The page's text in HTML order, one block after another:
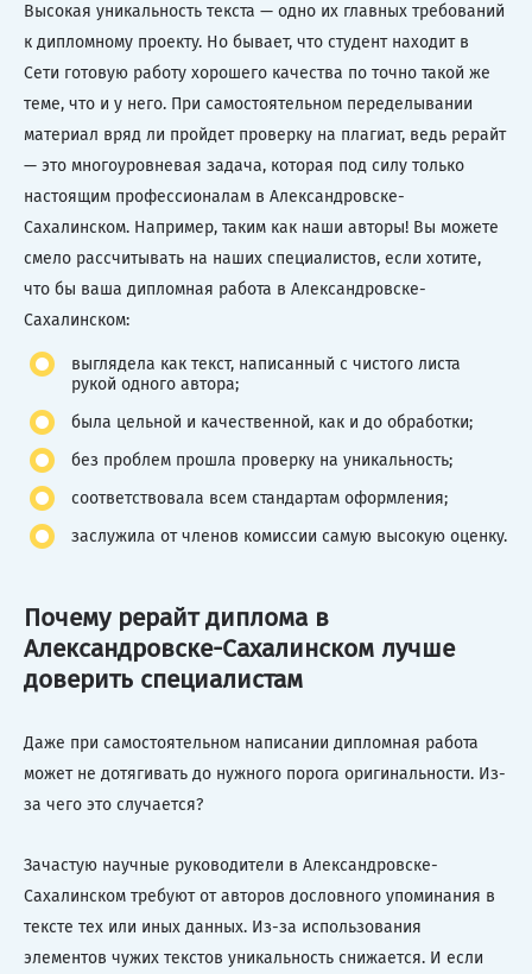
Высокая уникальность текста — одно их главных требований
к дипломному проекту. Но бывает, что студент находит в
Сети готовую работу хорошего качества по точно такой же
теме, что и у него. При самостоятельном переделывании
материал вряд ли пройдет проверку на плагиат, ведь рерайт
— это многоуровневая задача, которая под силу только
настоящим профессионалам в Александровске-
Сахалинском. Например, таким как наши авторы! Вы можете
смело рассчитывать на наших специалистов, если хотите,
что бы ваша дипломная работа в Александровске-
Сахалинском:
выглядела как текст, написанный с чистого листа
рукой одного автора;
была цельной и качественной, как и до обработки;
без проблем прошла проверку на уникальность;
соответствовала всем стандартам оформления;
заслужила от членов комиссии самую высокую оценку.
Почему рерайт диплома в
Александровске-Сахалинском лучше
доверить специалистам
Даже при самостоятельном написании дипломная работа
может не дотягивать до нужного порога оригинальности. Из-
за чего это случается?
Зачастую научные руководители в Александровске-
Сахалинском требуют от авторов дословного упоминания в
тексте тех или иных данных. Из-за использования
элементов чужих текстов уникальность снижается. И если